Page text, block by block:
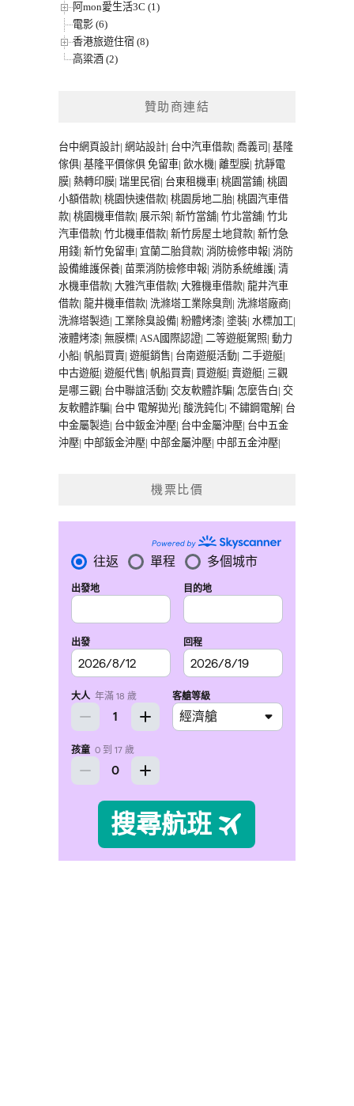
阿mon愛生活3C (1)
電影 (6)
香港旅遊住宿 (8)
高粱酒 (2)
贊助商連結
台中網頁設計| 網站設計| 台中汽車借款| 喬義司 | 基隆
傢俱| 基隆平價傢俱 免留車| 飲水機| 離型膜| 抗靜電
膜| 熱轉印膜| 瑞里民宿| 台東租機車| 桃園當鋪| 桃園
小額借款| 桃園快速借款| 桃園房地二胎| 桃園汽車借
款| 桃園機車借款| 展示架| 新竹當舖| 竹北當舖| 竹北
汽車借款| 竹北機車借款| 新竹房屋土地貸款| 新竹急
用錢| 新竹免留車| 宜蘭二胎貸款| 消防檢修申報| 消防
設備維護保養| 苗栗消防檢修申報| 消防系統維護| 清
水機車借款| 大雅汽車借款| 大雅機車借款| 龍井汽車
借款| 龍井機車借款| 洗滌塔工業除臭劑 | 洗滌塔廠商|
洗滌塔製造| 工業除臭設備| 粉體烤漆| 塗裝| 水標加工|
液體烤漆| 無膜標| ASA國際認證| 二等遊艇駕照| 動力
小船| 帆船買賣| 遊艇銷售| 台南遊艇活動| 二手遊艇|
中古遊艇| 遊艇代售| 帆船買賣| 買遊艇| 賣遊艇| 三觀
是哪三觀| 台中聯誼活動| 交友軟體詐騙| 怎麼告白| 交
友軟體詐騙| 台中 電解拋光| 酸洗鈍化| 不鏽鋼電解| 台
中金屬製造| 台中鈑金沖壓| 台中金屬沖壓| 台中五金
沖壓| 中部鈑金沖壓| 中部金屬沖壓| 中部五金沖壓|
機票比價